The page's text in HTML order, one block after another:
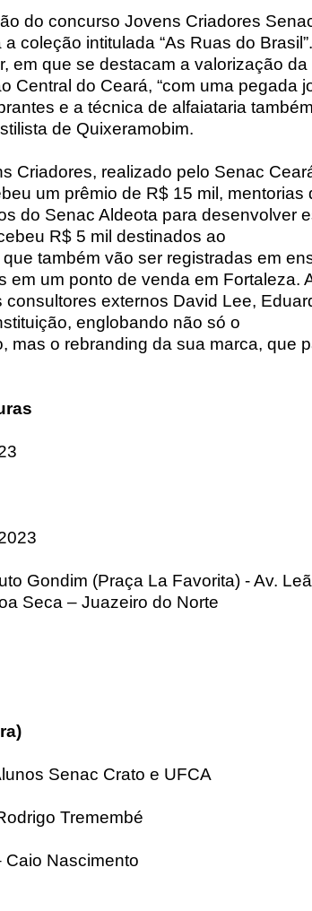
do concurso Jovens Criadores
coleção intitulada “As Ruas do
em que se destacam a valorização da
Central do Ceará, “com uma pegada
e a técnica de alfaiataria
de Quixeramobim.
Criadores, realizado pelo Senac
um prêmio de R$ 15 mil, mentorias
do Senac Aldeota para desenvolver
R$ 5 mil destinados ao
também vão ser registradas em
em um ponto de venda em Fortaleza.
externos David Lee,
englobando não só o
mas o rebranding da sua marca, que
Gondim (Praça La Favorita) - Av.
Seca – Juazeiro do Norte
Senac Crato e UFCA
Tremembé
Caio Nascimento